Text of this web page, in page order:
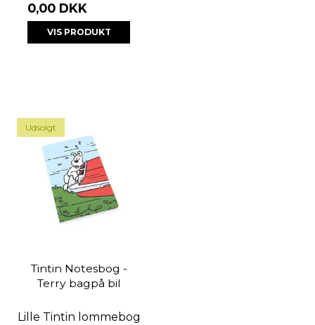
0,00 DKK
VIS PRODUKT
Udsolgt
Tintin Notesbog -
Terry bagpå bil
Lille Tintin lommebog